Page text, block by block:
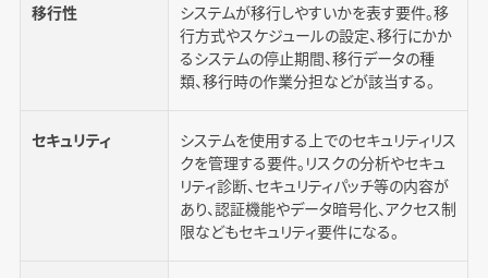
移行性
システムが移行しやすいかを表す要件。移
行方式やスケジュールの設定、移行にかか
るシステムの停止期間、移行データの種
類、移行時の作業分担などが該当する。
セキュリティ
システムを使用する上でのセキュリティリス
クを管理する要件。リスクの分析やセキュ
リティ診断、セキュリティパッチ等の内容が
あり、認証機能やデータ暗号化、アクセス制
限などもセキュリティ要件になる。